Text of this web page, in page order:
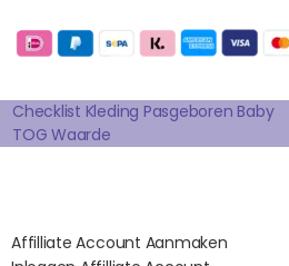
B
O
O
K
A
R
A
M
E
R
E
S
T
E
D
I
N
Checklist Kleding Pasgeboren Baby
TOG Waarde
Affilliate Account Aanmaken